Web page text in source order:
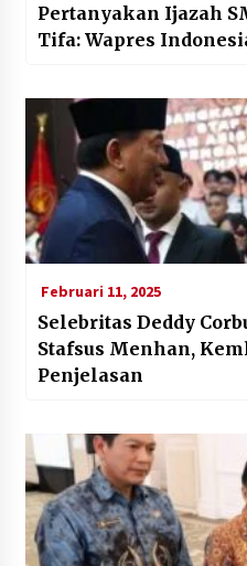
Pertanyakan Ijazah
Tifa: Wapres
Februari 11, 2025
Selebritas Deddy
Stafsus Menhan,
Penjelasan